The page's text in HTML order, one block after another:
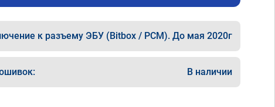
к разъему ЭБУ (Bitbox / PCM). До мая 2020г
В наличии